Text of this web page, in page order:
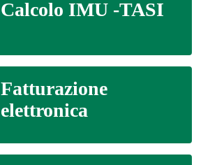
Calcolo IMU -TASI
Fatturazione
elettronica